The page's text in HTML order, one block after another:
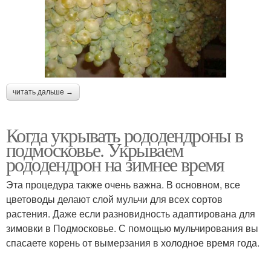
читать дальше →
Когда укрывать рододендроны в
подмосковье. Укрываем
рододендрон на зимнее время
Эта процедура также очень важна. В основном, все
цветоводы делают слой мульчи для всех сортов
растения. Даже если разновидность адаптирована для
зимовки в Подмосковье. С помощью мульчирования вы
спасаете корень от вымерзания в холодное время года.